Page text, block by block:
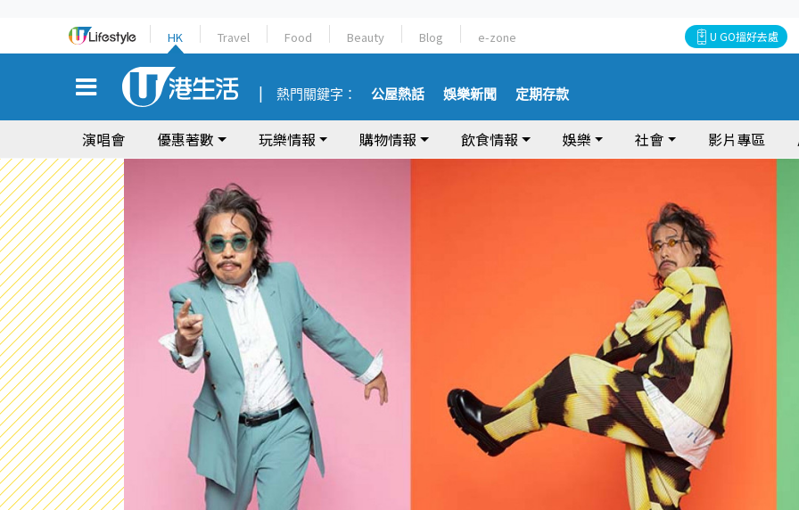
HK Travel Food Beauty Blog e-zone U GO搵好去處
熱門關鍵字： 公屋熱話 娛樂新聞 定期存款
演唱會 優惠著數 玩樂情報 購物情報 飲食情報 娛樂 社會 影片專區